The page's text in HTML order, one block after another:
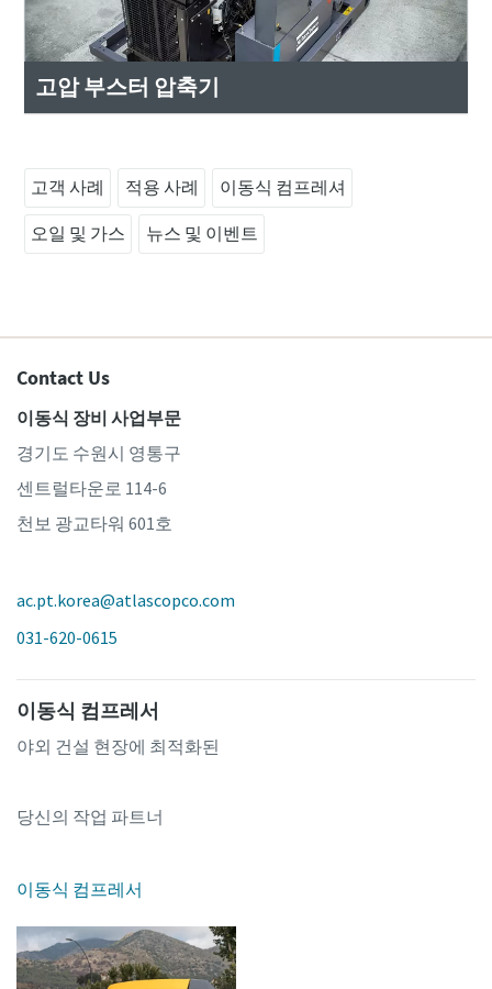
고압 부스터 압축기
고객 사례 적용 사례 이동식 컴프레셔
오일 및 가스 뉴스 및 이벤트
Contact Us
이동식 장비 사업부문
경기도 수원시 영통구
센트럴타운로 114-6
천보 광교타워 601호
ac.pt.korea@atlascopco.com
031-620-0615
이동식 컴프레서
야외 건설 현장에 최적화된
당신의 작업 파트너
이동식 컴프레서